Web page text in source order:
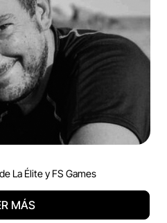
La Élite y FS Games
MÁS